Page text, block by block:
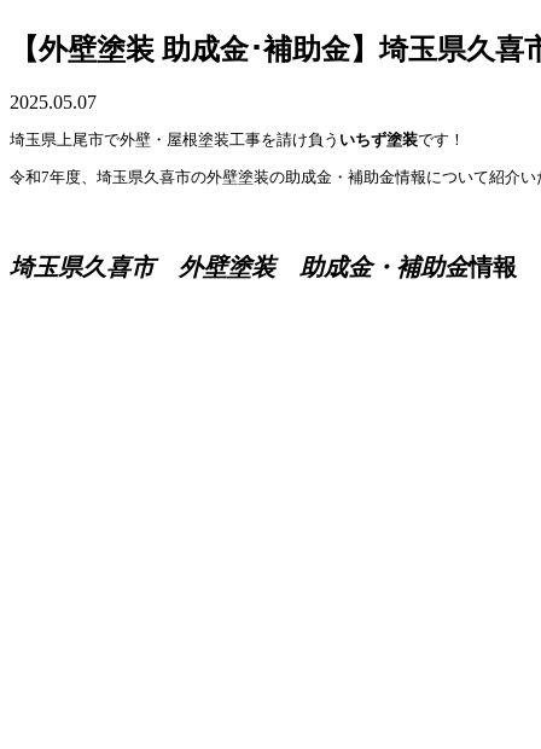
【外壁塗装 助成金･補助金】埼玉県久喜
2025.05.07
埼玉県上尾市で外壁・屋根塗装工事を請け負う いちず塗装です！
令和7年度、埼玉県久喜市の外壁塗装の助成金・補助金情報について紹介い
埼玉県久喜市 外壁塗装 助成金・補助金情報